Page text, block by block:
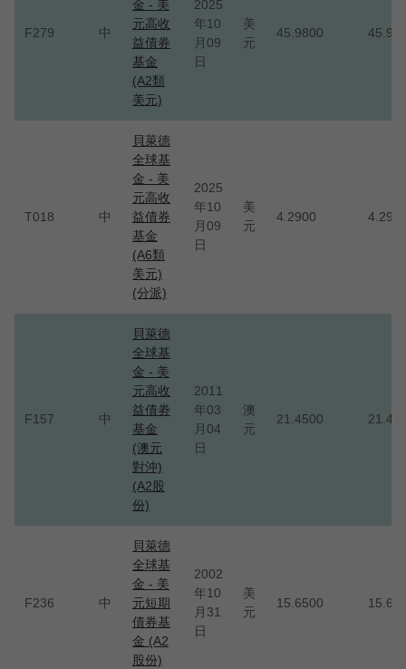
F279 中
⾦ - 美
元高收
益債券
基⾦
(A2類
美元)
2025
年10
月09
日
美
元
45.9800
T018 中
貝萊德
全球基
⾦ - 美
元高收
益債券
基⾦
(A6類
美元)
(分派)
2025
年10
月09
日
美
元
4.2900
F157 中
貝萊德
全球基
金 - 美
元高收
益債劵
基金
(澳元
對沖)
(A2股
份)
2011
年03
月04
日
澳
元
21.4500
F236 中
貝萊德
全球基
金 - 美
元短期
債券基
金 (A2
股份)
2002
年10
月31
日
美
元
15.6500